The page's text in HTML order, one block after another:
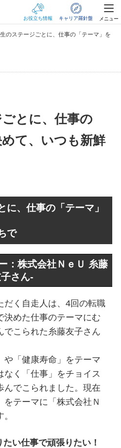
お役立ち情報 キャリア羅針盤 メニュー
のステージごとに、仕事の「テーマ」を
とに、仕事の
めて、いつも新鮮
に、仕事の「テーマ」
で
：株式会社ＮｅＵ 糸藤
さん-
だく自走人は、4回の転職
決めた仕事のテーマにむ
でこられた糸藤友子さん
や「健康寿命」をテーマ
なく「仕事」をチョイス
んでこられました。現在
をテーマに「株式会社Ｎ
い仕事で頑張りたい！